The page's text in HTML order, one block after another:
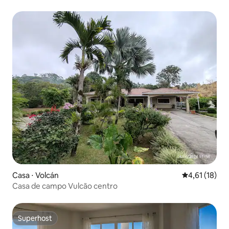
Casa ⋅ Volcán 4,61 de uma
4,61 (18)
Casa de campo Vulcão centro
Superhost
Superhost